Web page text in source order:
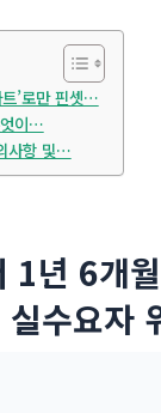
’로만 핀셋…
이…
사항 및…
년 6개
수요자